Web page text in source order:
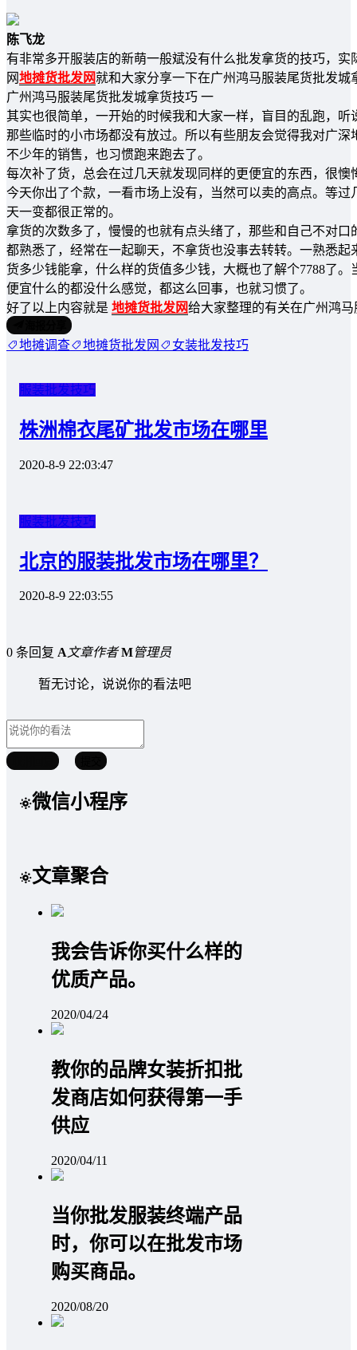
陈飞龙
有非常多开服装店的新萌一般斌没有什么批发拿货的技巧，
网地摊货批发网就和大家分享一下在广州鸿马服装尾货批发城
广州鸿马服装尾货批发城拿货技巧 一
其实也很简单，一开始的时候我和大家一样，盲目的乱跑，
那些临时的小市场都没有放过。所以有些朋友会觉得我对广
不少年的销售，也习惯跑来跑去了。
每次补了货，总会在过几天就发现同样的更便宜的东西，很
今天你出了个款，一看市场上没有，当然可以卖的高点。等
天一变都很正常的。
拿货的次数多了，慢慢的也就有点头绪了，那些和自己不对
都熟悉了，经常在一起聊天，不拿货也没事去转转。一熟悉
货多少钱能拿，什么样的货值多少钱，大概也了解个7788了
便宜什么的都没什么感觉，都这么回事，也就习惯了。
好了以上内容就是 地摊货批发网给大家整理的有关在广州鸿
地摊调查 地摊货批发网 女装批发技巧
服装批发技巧
株洲棉衣尾矿批发市场在哪里
2020-8-9 22:03:47
服装批发技巧
北京的服装批发市场在哪里？
2020-8-9 22:03:55
0 条回复 A文章作者 M管理员
暂无讨论，说说你的看法吧
微信小程序
文章聚合
我会告诉你买什么样的
优质产品。
2020/04/24
教你的品牌女装折扣批
发商店如何获得第一手
供应
2020/04/11
当你批发服装终端产品
时，你可以在批发市场
购买商品。
2020/08/20